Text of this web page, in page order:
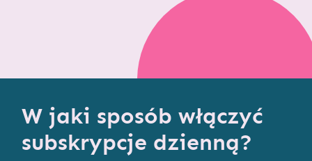
W jaki sposób włączyć
subskrypcje dzienną?